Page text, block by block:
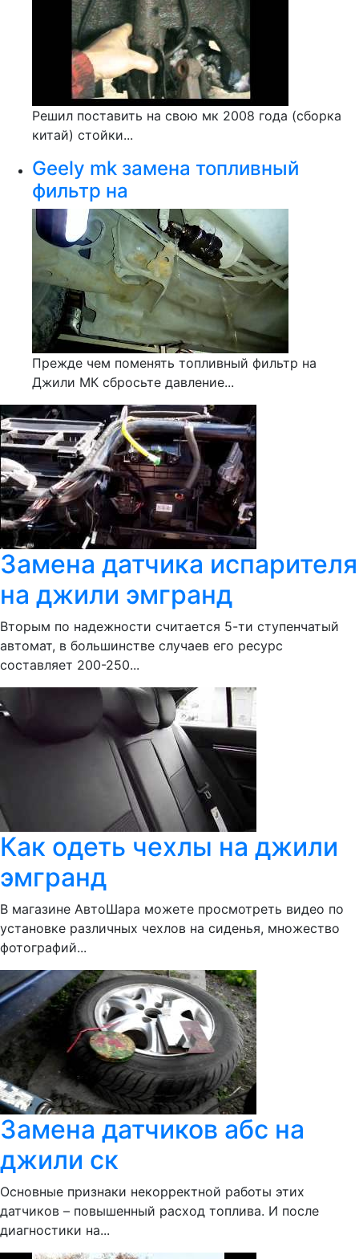
Решил поставить на свою мк 2008 года (сборка
китай) стойки...
Geely mk замена топливный
фильтр на
Прежде чем поменять топливный фильтр на
Джили МК сбросьте давление...
Замена датчика испарителя
на джили эмгранд
Вторым по надежности считается 5-ти ступенчатый
автомат, в большинстве случаев его ресурс
составляет 200-250...
Как одеть чехлы на джили
эмгранд
В магазине АвтоШара можете просмотреть видео по
установке различных чехлов на сиденья, множество
фотографий...
Замена датчиков абс на
джили ск
Основные признаки некорректной работы этих
датчиков – повышенный расход топлива. И после
диагностики на...